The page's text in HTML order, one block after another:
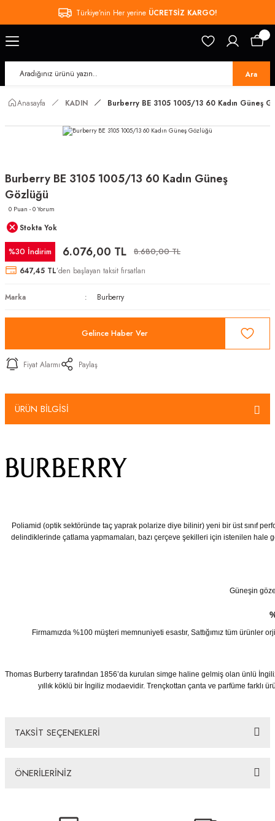
Türkiye’nin Her yerine ÜCRETSİZ KARGO!
Ara
Anasayfa KADIN Burberry BE 3105 1005/13 60 Kadın Güneş
Burberry BE 3105 1005/13 60 Kadın Güneş
Gözlüğü
0 Puan - 0 Yorum
Stokta Yok
%30 İndirim 6.076,00 TL 8.680,00 TL
647,45 TL’den başlayan taksit fırsatları
Marka Burberry
Gelince Haber Ver
Fiyat Alarmı Paylaş
ÜRÜN BİLGİSİ
Poliamid (optik sektöründe taç yaprak polarize diye bilinir) yeni bir üst sınıf
delindiklerinde çatlama yapmamaları, bazı çerçeve şekilleri için istenilen hale
Güneşin
Firmamızda %100 müşteri memnuniyeti esastır, Sattığımız tüm
Thomas Burberry tarafından 1856’da kurulan simge haline gelmiş olan ünlü
yıllık köklü bir İngiliz modaevidir. Trençkottan çanta ve parfüme farklı
TAKSİT SEÇENEKLERİ
ÖNERİLERİNİZ
yetersiz gördüğünüz noktaları öneri formunu kullanarak tarafımıza